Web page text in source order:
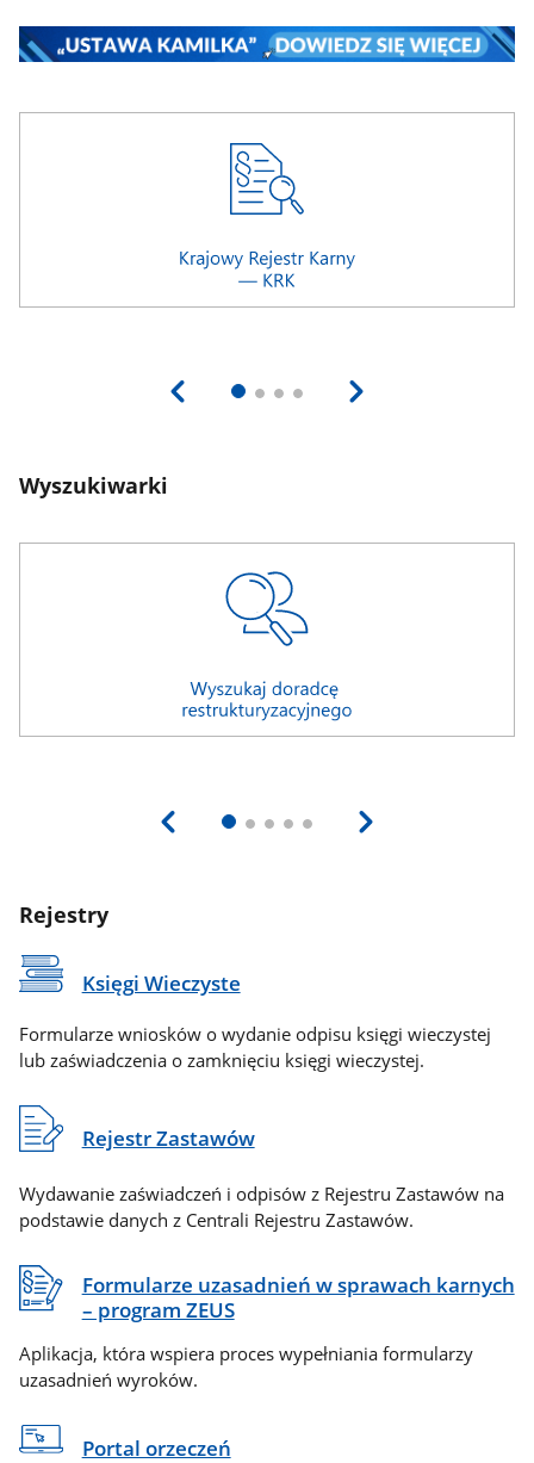
Wyszukiwarki
Rejestry
Księgi Wieczyste
Formularze wniosków o wydanie odpisu księgi wieczystej
lub zaświadczenia o zamknięciu księgi wieczystej.
Rejestr Zastawów
Wydawanie zaświadczeń i odpisów z Rejestru Zastawów na
podstawie danych z Centrali Rejestru Zastawów.
Formularze uzasadnień w sprawach karnych
– program ZEUS
Aplikacja, która wspiera proces wypełniania formularzy
uzasadnień wyroków.
Portal orzeczeń